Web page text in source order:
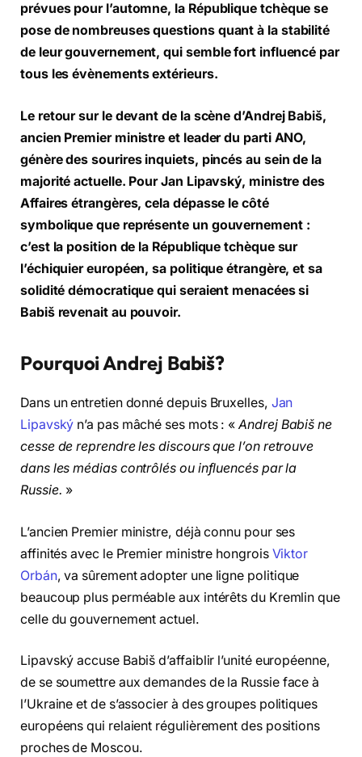
prévues pour l’automne, la République tchèque se
pose de nombreuses questions quant à la stabilité
de leur gouvernement, qui semble fort influencé par
tous les évènements extérieurs.
Le retour sur le devant de la scène d’Andrej Babiš,
ancien Premier ministre et leader du parti ANO,
génère des sourires inquiets, pincés au sein de la
majorité actuelle. Pour Jan Lipavský, ministre des
Affaires étrangères, cela dépasse le côté
symbolique que représente un gouvernement :
c’est la position de la République tchèque sur
l’échiquier européen, sa politique étrangère, et sa
solidité démocratique qui seraient menacées si
Babiš revenait au pouvoir.
Pourquoi Andrej Babiš?
Dans un entretien donné depuis Bruxelles, Jan
Lipavský n’a pas mâché ses mots : « Andrej Babiš ne
cesse de reprendre les discours que l’on retrouve
dans les médias contrôlés ou influencés par la
Russie. »
L’ancien Premier ministre, déjà connu pour ses
affinités avec le Premier ministre hongrois Viktor
Orbán, va sûrement adopter une ligne politique
beaucoup plus perméable aux intérêts du Kremlin que
celle du gouvernement actuel.
Lipavský accuse Babiš d’affaiblir l’unité européenne,
de se soumettre aux demandes de la Russie face à
l’Ukraine et de s’associer à des groupes politiques
européens qui relaient régulièrement des positions
proches de Moscou.